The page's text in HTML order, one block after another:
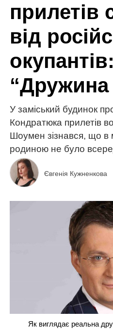
прилетів
від
окупантів:
“Дружина
У заміський будинок
Кондратюка прилетів
Шоумен зізнався, що в
родиною не було
Євгенія Кужненкова
Як виглядає реальна